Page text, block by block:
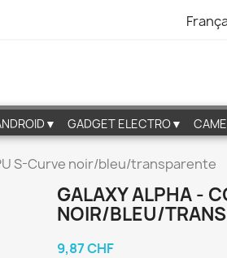
GADGET ELECTRO▼
S-Curve noir/bleu/transparente
GALAXY ALPHA -
NOIR/BLEU/
9,87 CHF